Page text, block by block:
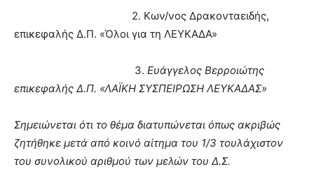
2. Κων/νος Δρακονταειδής,
επικεφαλής Δ.Π. «Όλοι για τη ΛΕΥΚΑΔΑ»
3. Ευάγγελος Βερροιώτης
επικεφαλής Δ.Π. «ΛΑΪΚΗ ΣΥΣΠΕΙΡΩΣΗ ΛΕΥΚΑΔΑΣ»
Σημειώνεται ότι το θέμα διατυπώνεται όπως ακριβώς
ζητήθηκε μετά από κοινό αίτημα του 1/3 τουλάχιστον
του συνολικού αριθμού των μελών του Δ.Σ.